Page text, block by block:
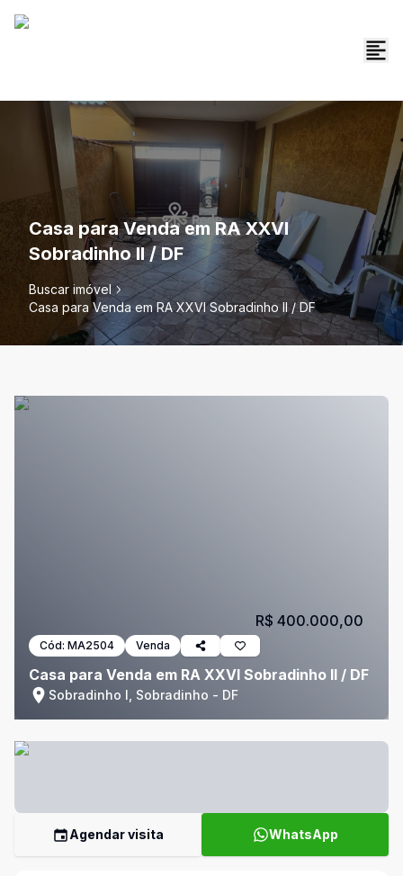
Casa para Venda em RA XXVI
Sobradinho II / DF
Buscar imóvel
Casa para Venda em RA XXVI Sobradinho II / DF
Cód: MA2504 Venda
Casa para Venda em RA XXVI Sobradinho II / DF
Sobradinho I, Sobradinho - DF
R$ 400.000,00
Agendar visita WhatsApp